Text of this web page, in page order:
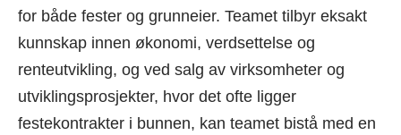
for både fester og grunneier. Teamet tilbyr eksakt
kunnskap innen økonomi, verdsettelse og
renteutvikling, og ved salg av virksomheter og
utviklingsprosjekter, hvor det ofte ligger
festekontrakter i bunnen, kan teamet bistå med en